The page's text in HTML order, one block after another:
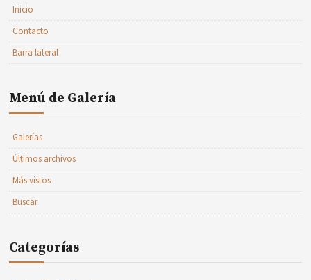
Inicio
Contacto
Barra lateral
Menú de Galería
Galerías
Últimos archivos
Más vistos
Buscar
Categorías